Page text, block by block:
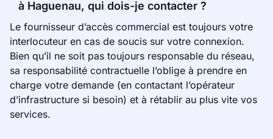
à Haguenau, qui dois-je contacter ?
Le fournisseur d’accès commercial est toujours votre
interlocuteur en cas de soucis sur votre connexion.
Bien qu’il ne soit pas toujours responsable du réseau,
sa responsabilité contractuelle l’oblige à prendre en
charge votre demande (en contactant l’opérateur
d’infrastructure si besoin) et à rétablir au plus vite vos
services.